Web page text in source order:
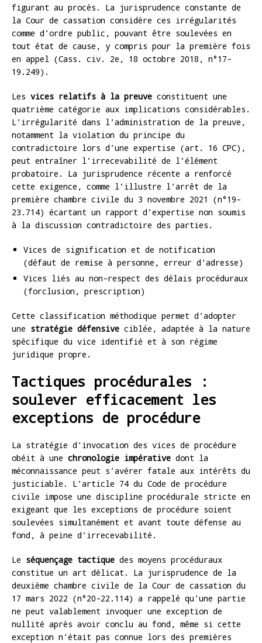
figurant au procès. La jurisprudence constante de
la Cour de cassation considère ces irrégularités
comme d’ordre public, pouvant être soulevées en
tout état de cause, y compris pour la première fois
en appel (Cass. civ. 2e, 18 octobre 2018, n°17-
19.249).
Les vices relatifs à la preuve constituent une
quatrième catégorie aux implications considérables.
L’irrégularité dans l’administration de la preuve,
notamment la violation du principe du
contradictoire lors d’une expertise (art. 16 CPC),
peut entraîner l’irrecevabilité de l’élément
probatoire. La jurisprudence récente a renforcé
cette exigence, comme l’illustre l’arrêt de la
première chambre civile du 3 novembre 2021 (n°19-
23.714) écartant un rapport d’expertise non soumis
à la discussion contradictoire des parties.
Vices de signification et de notification
(défaut de remise à personne, erreur d’adresse)
Vices liés au non-respect des délais procéduraux
(forclusion, prescription)
Cette classification méthodique permet d’adopter
une stratégie défensive ciblée, adaptée à la nature
spécifique du vice identifié et à son régime
juridique propre.
Tactiques procédurales :
soulever efficacement les
exceptions de procédure
La stratégie d’invocation des vices de procédure
obéit à une chronologie impérative dont la
méconnaissance peut s’avérer fatale aux intérêts du
justiciable. L’article 74 du Code de procédure
civile impose une discipline procédurale stricte en
exigeant que les exceptions de procédure soient
soulevées simultanément et avant toute défense au
fond, à peine d’irrecevabilité.
Le séquençage tactique des moyens procéduraux
constitue un art délicat. La jurisprudence de la
deuxième chambre civile de la Cour de cassation du
17 mars 2022 (n°20-22.114) a rappelé qu’une partie
ne peut valablement invoquer une exception de
nullité après avoir conclu au fond, même si cette
exception n’était pas connue lors des premières